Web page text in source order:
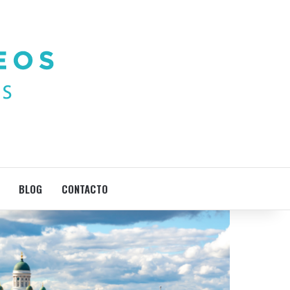
BLOG CONTACTO